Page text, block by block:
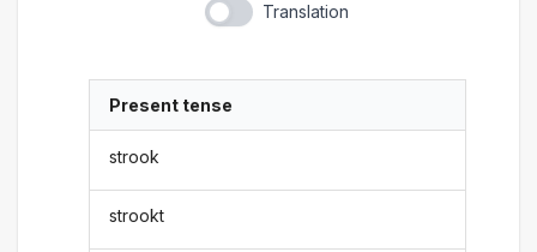
Translation
Present tense
strook
strookt